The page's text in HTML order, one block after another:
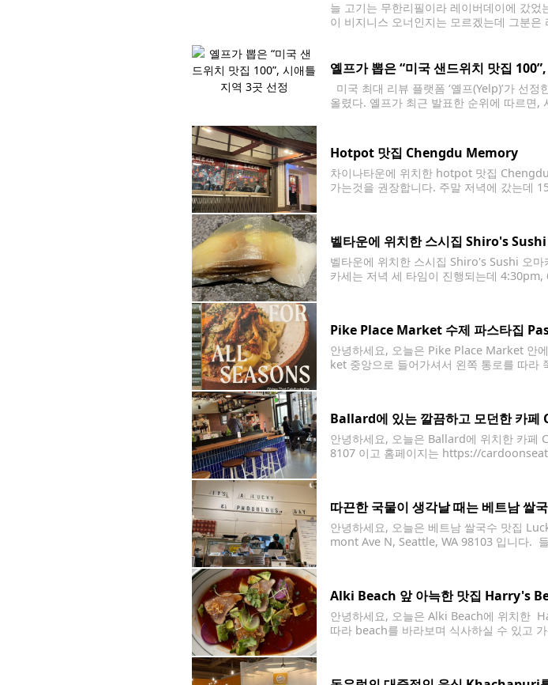
늘 고기는 무한리필이라 레이버데이에 갔
이 비지니스 오너인지는 모르겠는데 그분
옐프가 뽑은 “미국 샌드위치 맛집
미국 최대 리뷰 플랫폼 ‘옐프(Yelp)’가 선
올렸다. 옐프가 최근 발표한 순위에 따르면,
Hotpot 맛집 Chengdu Memory
차이나타운에 위치한 hotpot 맛집
가는것을 권장합니다. 주말 저녁에 갔는데
벨타운에 위치한 스시집 Shiro's
벨타운에 위치한 스시집 Shiro's Sushi 오
카세는 저녁 세 타임이 진행되는데
Pike Place Market 수제 파스타집
안녕하세요, 오늘은 Pike Place Market 안
ket 중앙으로 들어가셔서 왼쪽 통로를 따라
Ballard에 있는 깔끔하고 모던한 카페
안녕하세요, 오늘은 Ballard에 위치한 카페
8107 이고 홈페이지는 https://
따끈한 국물이 생각날 때는 베트남 쌀
안녕하세요, 오늘은 베트남 쌀국수 맛집
mont Ave N, Seattle, WA 98103 입니다.
Alki Beach 앞 아늑한 맛집 Harry's
안녕하세요, 오늘은 Alki Beach에 위치한
따라 beach를 바라보며 식사하실 수 있고